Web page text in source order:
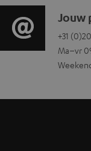
d
o
c
t
i
e
d
i
o
C
o
n
t
Jouw
+31
Ma–vr